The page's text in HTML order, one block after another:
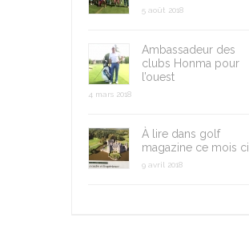
5 août 2018
Ambassadeur des
clubs Honma pour
l’ouest
4 mars 2018
À lire dans golf
magazine ce mois ci
9 avril 2018